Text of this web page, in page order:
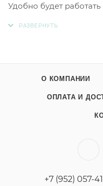
Удобно будет
металлических
палитра. Может
Максимальная высота
О КОМПАНИИ
ОПЛАТА И
+7 (952) 057-